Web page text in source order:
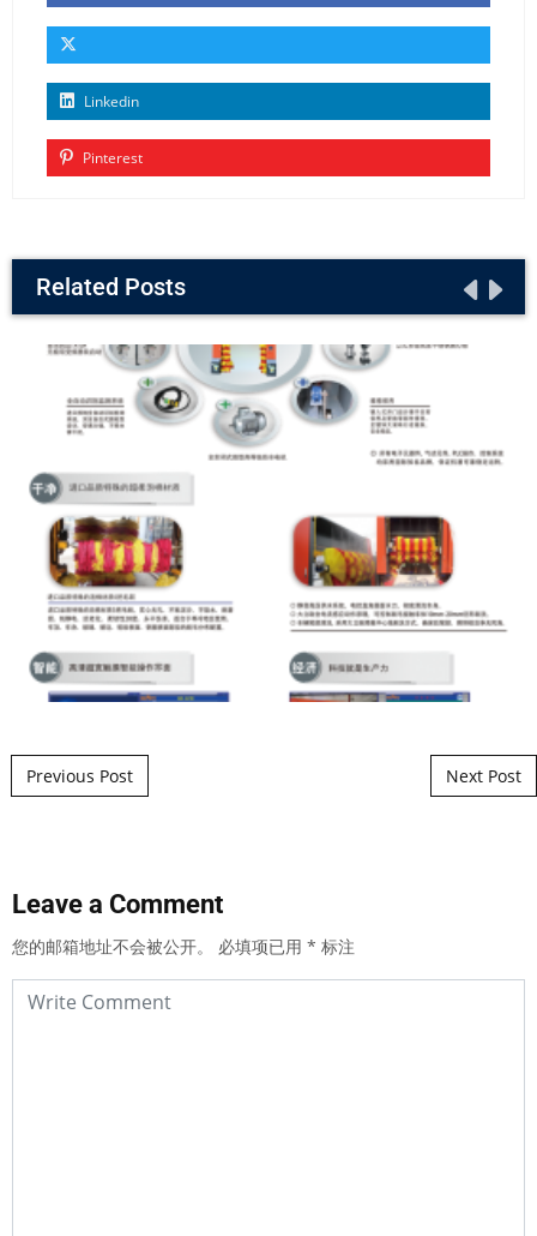
Linkedin
Pinterest
Related Posts
Post navigation
Previous Post Next Post
Leave a Comment
您的邮箱地址不会被公开。 必填项已用 * 标注